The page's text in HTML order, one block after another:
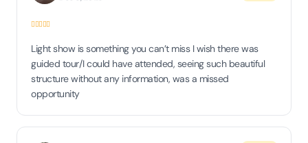
Light show is something you can’t miss I wish there was
guided tour/I could have attended, seeing such beautiful
structure without any information, was a missed
opportunity